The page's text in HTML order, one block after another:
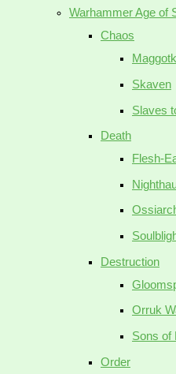
Warhammer Age of
Chaos
Skaven
Slaves
Death
Flesh-
Destruction
Orruk
Sons of
Order